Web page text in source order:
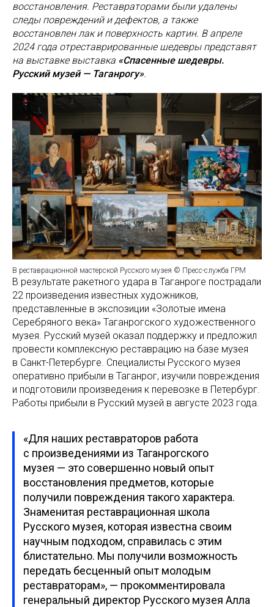
восстановления. Реставраторами были удалены
следы повреждений и дефектов, а также
восстановлен лак и поверхность картин. В апреле
2024 года отреставрированные шедевры представят
на выставке выставка «Спасенные шедевры.
Русский музей — Таганрогу».
В реставрационной мастерской Русского музея © Пресс-служба ГРМ
В результате ракетного удара в Таганроге пострадали
22 произведения известных художников,
представленные в экспозиции «Золотые имена
Серебряного века» Таганрогского художественного
музея. Русский музей оказал поддержку и предложил
провести комплексную реставрацию на базе музея
в Санкт-Петербурге. Специалисты Русского музея
оперативно прибыли в Таганрог, изучили повреждения
и подготовили произведения к перевозке в Петербург.
Работы прибыли в Русский музей в августе 2023 года.
«Для наших реставраторов работа
с произведениями из Таганрогского
музея — это совершенно новый опыт
восстановления предметов, которые
получили повреждения такого характера.
Знаменитая реставрационная школа
Русского музея, которая известна своим
научным подходом, справилась с этим
блистательно. Мы получили возможность
передать бесценный опыт молодым
реставраторам», — прокомментировала
генеральный директор Русского музея Алла